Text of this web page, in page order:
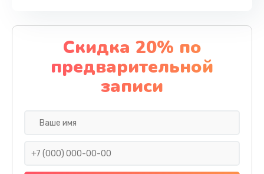
Скидка 20% по
предварительной
записи